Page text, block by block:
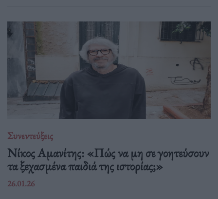
Συνεντεύξεις
Νίκος Αμανίτης: «Πώς να μη σε γοητεύσουν
τα ξεχασμένα παιδιά της ιστορίας;»
26.01.26